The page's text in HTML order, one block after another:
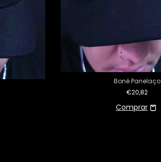
Boné Panelaço
€20,82